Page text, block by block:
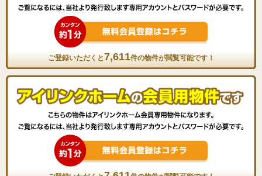
ご登録いただくと7,611件の物件が閲覧可能です！